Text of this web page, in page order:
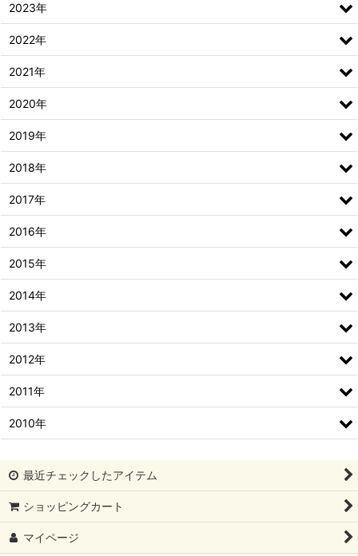
2023年
2022年
2021年
2020年
2019年
2018年
2017年
2016年
2015年
2014年
2013年
2012年
2011年
2010年
最近チェックしたアイテム
ショッピングカート
マイページ